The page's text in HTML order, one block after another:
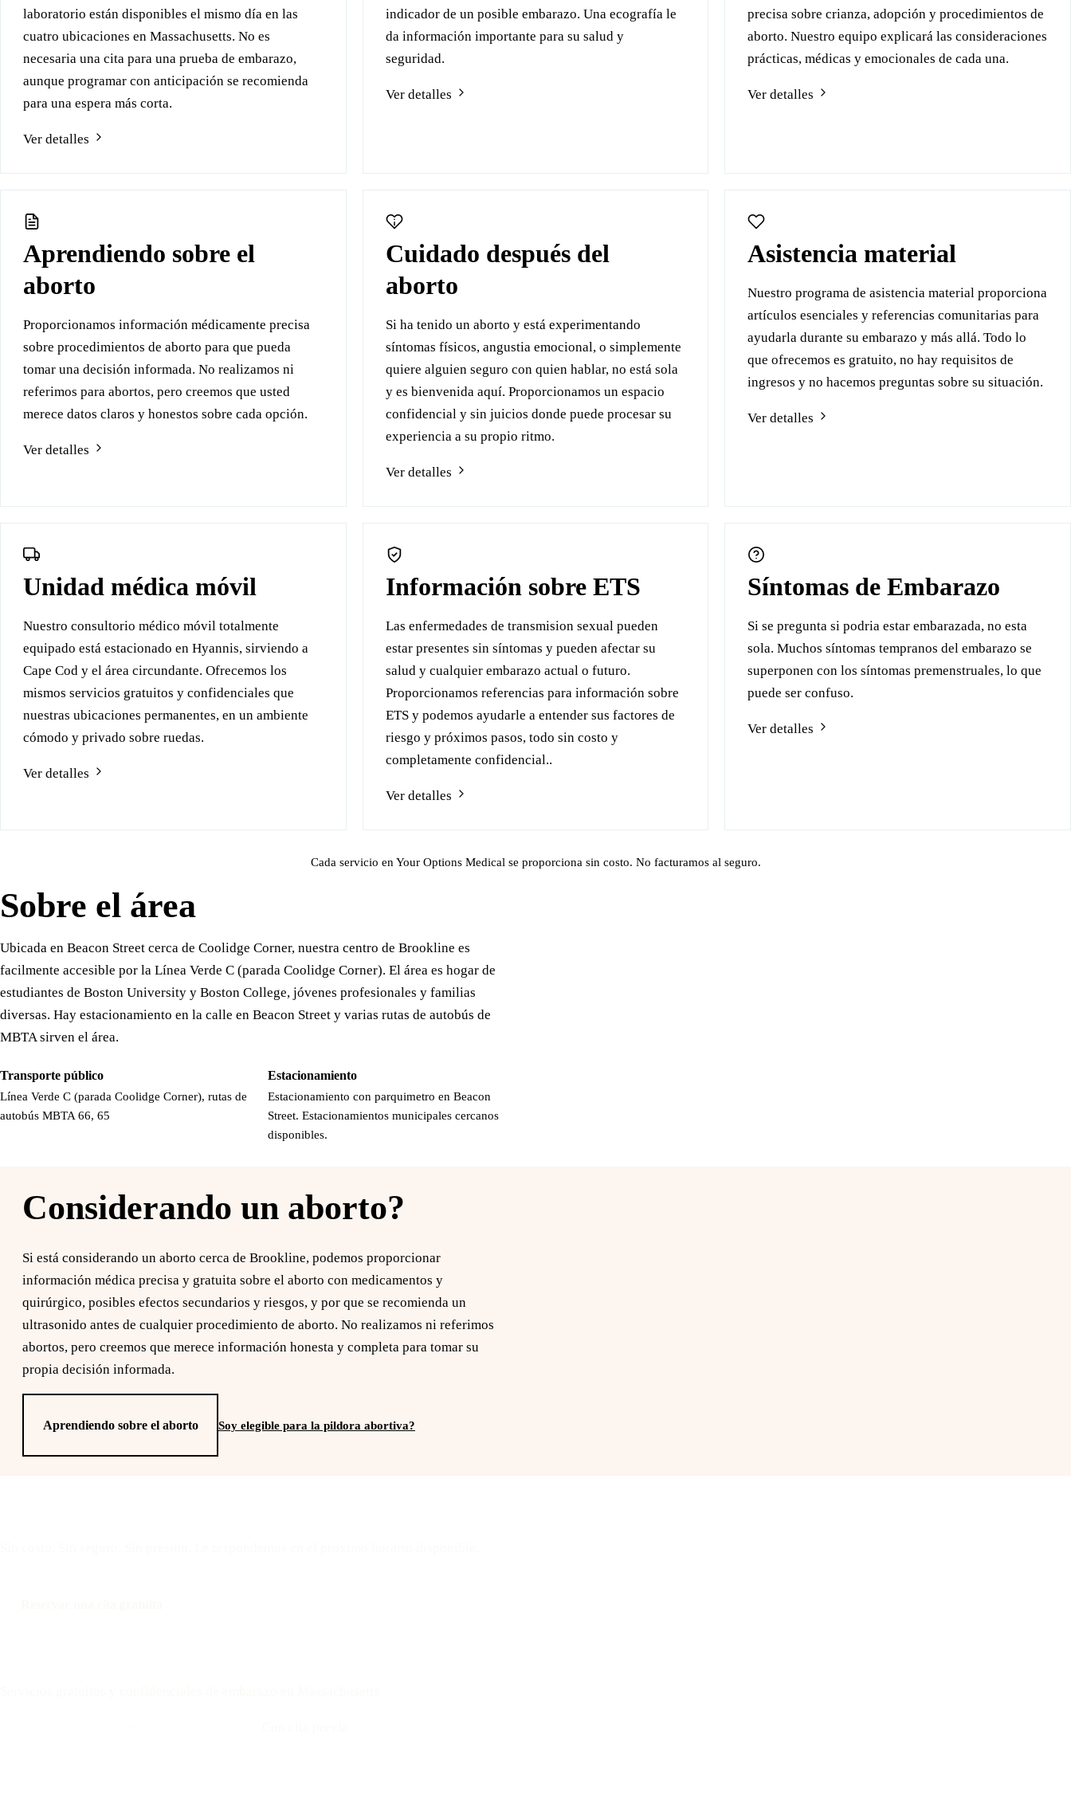
laboratorio están disponibles el mismo día en las
cuatro ubicaciones en Massachusetts. No es
necesaria una cita para una prueba de embarazo,
aunque programar con anticipación se recomienda
para una espera más corta.
Ver detalles
indicador de un posible embarazo. Una ecografía le
da información importante para su salud y
seguridad.
Ver detalles
precisa sobre crianza, adopción y procedimientos de
aborto. Nuestro equipo explicará las consideraciones
prácticas, médicas y emocionales de cada una.
Ver detalles
Aprendiendo sobre el
aborto
Proporcionamos información médicamente precisa
sobre procedimientos de aborto para que pueda
tomar una decisión informada. No realizamos ni
referimos para abortos, pero creemos que usted
merece datos claros y honestos sobre cada opción.
Ver detalles
Cuidado después del
aborto
Si ha tenido un aborto y está experimentando
síntomas físicos, angustia emocional, o simplemente
quiere alguien seguro con quien hablar, no está sola
y es bienvenida aquí. Proporcionamos un espacio
confidencial y sin juicios donde puede procesar su
experiencia a su propio ritmo.
Ver detalles
Asistencia material
Nuestro programa de asistencia material proporciona
artículos esenciales y referencias comunitarias para
ayudarla durante su embarazo y más allá. Todo lo
que ofrecemos es gratuito, no hay requisitos de
ingresos y no hacemos preguntas sobre su situación.
Ver detalles
Unidad médica móvil
Nuestro consultorio médico móvil totalmente
equipado está estacionado en Hyannis, sirviendo a
Cape Cod y el área circundante. Ofrecemos los
mismos servicios gratuitos y confidenciales que
nuestras ubicaciones permanentes, en un ambiente
cómodo y privado sobre ruedas.
Ver detalles
Información sobre ETS
Las enfermedades de transmision sexual pueden
estar presentes sin síntomas y pueden afectar su
salud y cualquier embarazo actual o futuro.
Proporcionamos referencias para información sobre
ETS y podemos ayudarle a entender sus factores de
riesgo y próximos pasos, todo sin costo y
completamente confidencial..
Ver detalles
Síntomas de Embarazo
Si se pregunta si podria estar embarazada, no esta
sola. Muchos síntomas tempranos del embarazo se
superponen con los síntomas premenstruales, lo que
puede ser confuso.
Ver detalles
Cada servicio en Your Options Medical se proporciona sin costo. No facturamos al seguro.
Sobre el área
Ubicada en Beacon Street cerca de Coolidge Corner, nuestra centro de Brookline es
facilmente accesible por la Línea Verde C (parada Coolidge Corner). El área es hogar de
estudiantes de Boston University y Boston College, jóvenes profesionales y familias
diversas. Hay estacionamiento en la calle en Beacon Street y varias rutas de autobús de
MBTA sirven el área.
Transporte público
Línea Verde C (parada Coolidge Corner), rutas de
autobús MBTA 66, 65
Estacionamiento
Estacionamiento con parquimetro en Beacon
Street. Estacionamientos municipales cercanos
disponibles.
Considerando un aborto?
Si está considerando un aborto cerca de Brookline, podemos proporcionar
información médica precisa y gratuita sobre el aborto con medicamentos y
quirúrgico, posibles efectos secundarios y riesgos, y por que se recomienda un
ultrasonido antes de cualquier procedimiento de aborto. No realizamos ni referimos
abortos, pero creemos que merece información honesta y completa para tomar su
propia decisión informada.
Aprendiendo sobre el aborto Soy elegible para la pildora abortiva?